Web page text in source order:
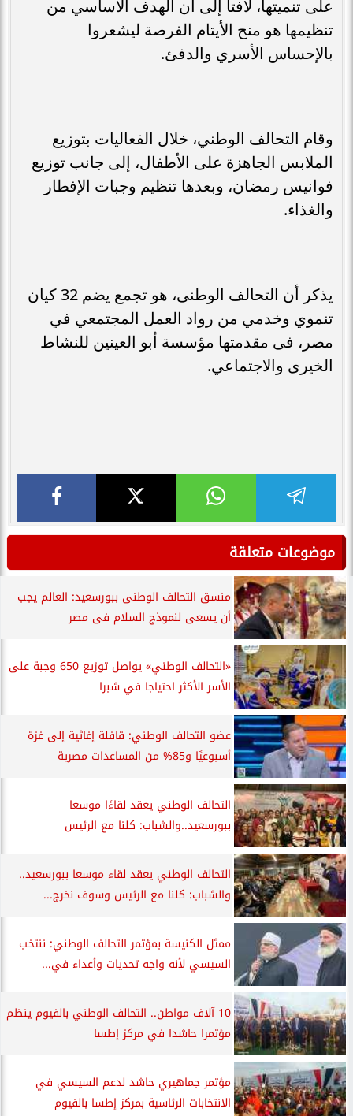
على تنميتها، لافتا إلى أن الهدف الأساسي من
تنظيمها هو منح الأيتام الفرصة ليشعروا
بالإحساس الأسري والدفئ.
وقام التحالف الوطني، خلال الفعاليات بتوزيع
الملابس الجاهزة على الأطفال، إلى جانب توزيع
فوانيس رمضان، وبعدها تنظيم وجبات الإفطار
والغذاء.
يذكر أن التحالف الوطنى، هو تجمع يضم 32 كيان
تنموي وخدمي من رواد العمل المجتمعي في
مصر، فى مقدمتها مؤسسة أبو العينين للنشاط
الخيرى والاجتماعي.
موضوعات متعلقة
منسق التحالف الوطنى ببورسعيد: العالم يجب
أن يسعى لنموذج السلام فى مصر
«التحالف الوطني» يواصل توزيع 650 وجبة على
الأسر الأكثر احتياجا في شبرا
عضو التحالف الوطني: قافلة إغاثية إلى غزة
أسبوعيًا و85% من المساعدات مصرية
التحالف الوطني يعقد لقاءًا موسعا
ببورسعيد..والشباب: كلنا مع الرئيس
التحالف الوطني يعقد لقاء موسعا ببورسعيد..
والشباب: كلنا مع الرئيس وسوف نخرج...
ممثل الكنيسة بمؤتمر التحالف الوطني: ننتخب
السيسي لأنه واجه تحديات وأعداء في...
10 آلاف مواطن.. التحالف الوطني بالفيوم ينظم
مؤتمرا حاشدا في مركز إطسا
مؤتمر جماهيري حاشد لدعم السيسي في
الانتخابات الرئاسية بمركز إطسا بالفيوم